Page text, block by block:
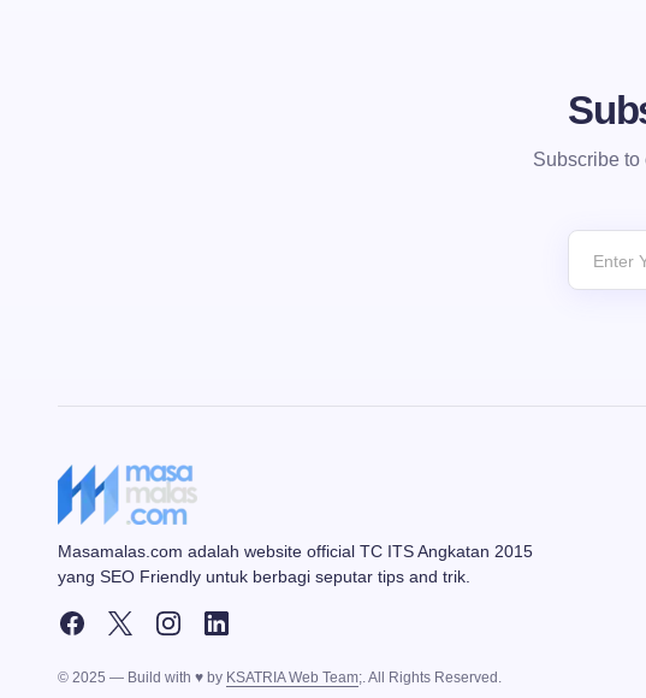
Subscribe to
Masamalas.com adalah website official TC ITS Angkatan 2015
yang SEO Friendly untuk berbagi seputar tips and trik.
© 2025 — Build with ♥ by KSATRIA Web Team;. All Rights Reserved.